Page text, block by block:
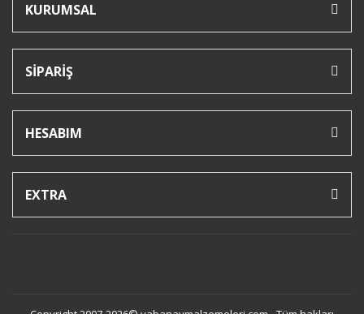
KURUMSAL
SİPARİŞ
HESABIM
EXTRA